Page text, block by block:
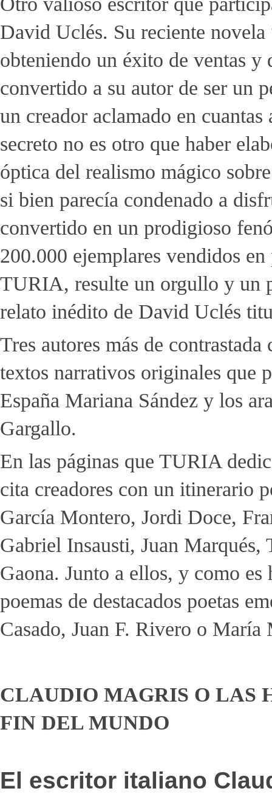
David Uclés. Su reciente novela
obteniendo un éxito de ventas y
convertido a su autor de ser un
un creador aclamado en
secreto no es otro que haber
óptica del realismo mágico
si bien parecía condenado a
convertido en un prodigioso
200.000 ejemplares vendidos
TURIA, resulte un orgullo y un
relato inédito de David Uclés
Tres autores más de
textos narrativos originales que
España Mariana Sández y los
Gargallo.
En las páginas que TURIA
cita creadores con un itinerario
García Montero, Jordi Doce,
Gabriel Insausti, Juan
Gaona. Junto a ellos, y como
poemas de destacados poetas
Casado, Juan F. Rivero o
CLAUDIO MAGRIS O LAS
FIN DEL MUNDO
El escritor italiano